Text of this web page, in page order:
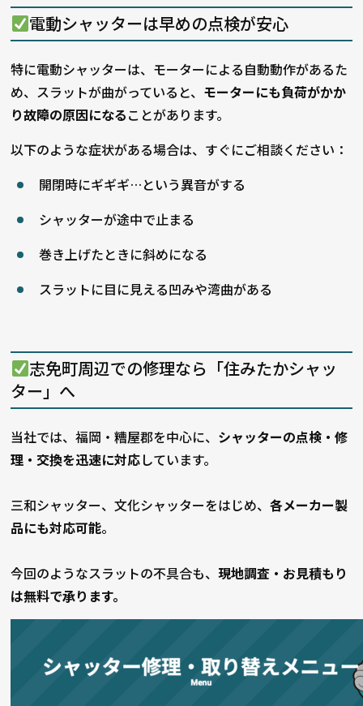
電動シャッターは早めの点検が安心
特に電動シャッターは、モーターによる自動動作があるた
め、スラットが曲がっていると、 モーターにも負荷がかか
り故障の原因になることがあります。
以下のような症状がある場合は、すぐにご相談ください：
開閉時にギギギ…という異音がする
シャッターが途中で止まる
巻き上げたときに斜めになる
スラットに目に見える凹みや湾曲がある
志免町周辺での修理なら「住みたかシャッ
ター」へ
当社では、福岡・糟屋郡を中心に、 シャッターの点検・修
理・交換を迅速に対応しています。
三和シャッター、文化シャッターをはじめ、各メーカー製
品にも対応可能。
今回のようなスラットの不具合も、現地調査・お見積もり
は無料で承ります。